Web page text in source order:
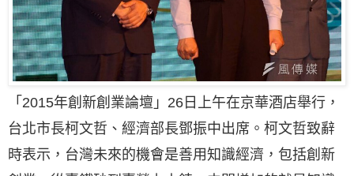
「2015年創新創業論壇」26日上午在京華酒店舉行，
台北市長柯文哲、經濟部長鄧振中出席。柯文哲致辭
時表示，台灣未來的機會是善用知識經濟，包括創新